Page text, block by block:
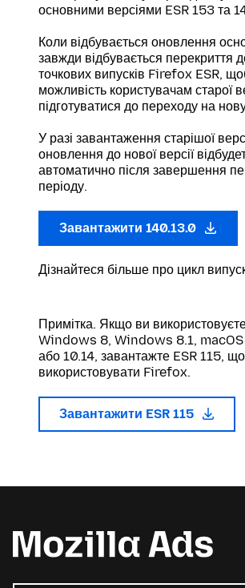
основними версіями ESR 153 та
Коли відбувається оновлення
завжди відбувається перекриття
точкових випусків Firefox ESR,
можливість користувачам старої
підготуватися до переходу на
У разі завантаження старішої
оновлення до нової версії
автоматично після завершення
періоду.
Завантажити 140.13.0
Дізнайтеся більше про цикл
Примітка. Якщо ви
Windows 8, Windows 8.1, macOS
або 10.14, завантажте ESR 115,
використовувати Firefox.
Завантажити ESR 115